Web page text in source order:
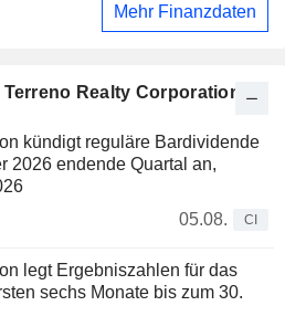
Realty Corporation
kündigt reguläre Bardividende
2026 endende Quartal an,
05.08.
CI
legt Ergebniszahlen für das
sechs Monate bis zum 30.
Mehr Finanzdaten